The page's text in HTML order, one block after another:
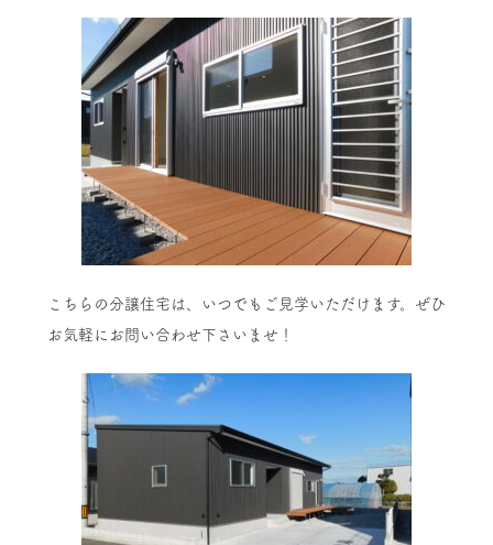
こちらの分譲住宅は、いつでもご見学いただけます。ぜひ
お気軽にお問い合わせ下さいませ！